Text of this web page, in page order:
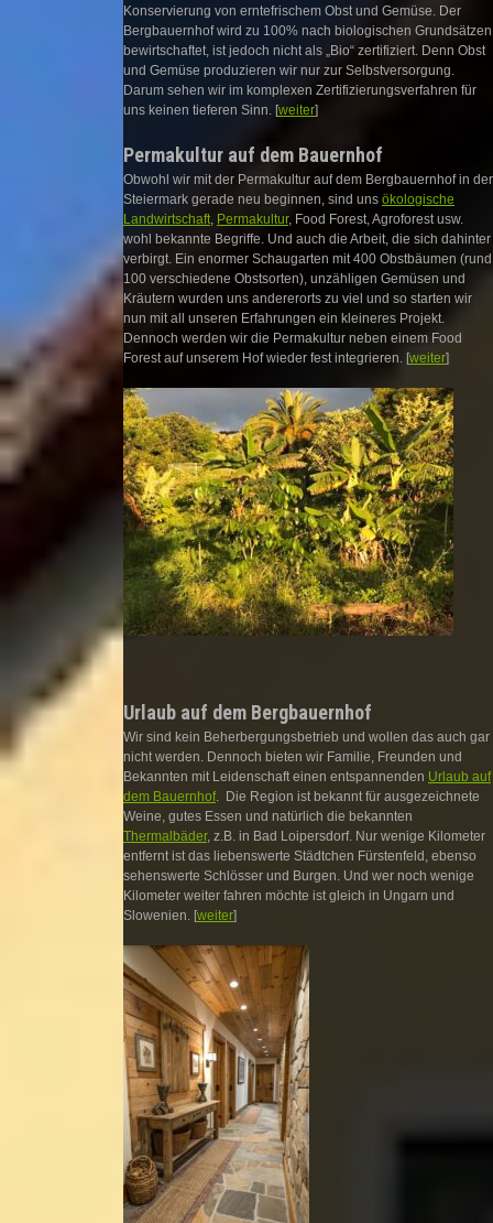
Konservierung von erntefrischem Obst und Gemüse. Der
Bergbauernhof wird zu 100% nach biologischen Grundsätzen
bewirtschaftet, ist jedoch nicht als „Bio“ zertifiziert. Denn Obst
und Gemüse produzieren wir nur zur Selbstversorgung.
Darum sehen wir im komplexen Zertifizierungsverfahren für
uns keinen tieferen Sinn. [weiter]
Permakultur auf dem Bauernhof
Obwohl wir mit der Permakultur auf dem Bergbauernhof in der
Steiermark gerade neu beginnen, sind uns ökologische
Landwirtschaft, Permakultur, Food Forest, Agroforest usw.
wohl bekannte Begriffe. Und auch die Arbeit, die sich dahinter
verbirgt. Ein enormer Schaugarten mit 400 Obstbäumen (rund
100 verschiedene Obstsorten), unzähligen Gemüsen und
Kräutern wurden uns andererorts zu viel und so starten wir
nun mit all unseren Erfahrungen ein kleineres Projekt.
Dennoch werden wir die Permakultur neben einem Food
Forest auf unserem Hof wieder fest integrieren. [weiter]
Urlaub auf dem Bergbauernhof
Wir sind kein Beherbergungsbetrieb und wollen das auch gar
nicht werden. Dennoch bieten wir Familie, Freunden und
Bekannten mit Leidenschaft einen entspannenden Urlaub auf
dem Bauernhof. Die Region ist bekannt für ausgezeichnete
Weine, gutes Essen und natürlich die bekannten
Thermalbäder, z.B. in Bad Loipersdorf. Nur wenige Kilometer
entfernt ist das liebenswerte Städtchen Fürstenfeld, ebenso
sehenswerte Schlösser und Burgen. Und wer noch wenige
Kilometer weiter fahren möchte ist gleich in Ungarn und
Slowenien. [weiter]